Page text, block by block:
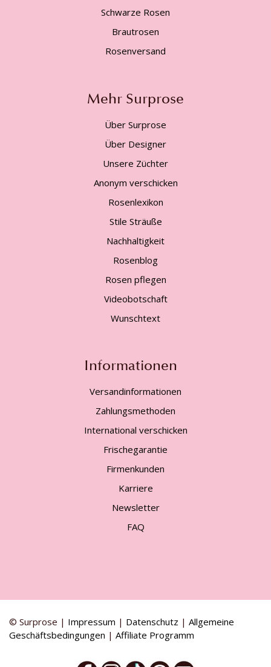
Schwarze Rosen
Brautrosen
Rosenversand
Mehr Surprose
Über Surprose
Über Designer
Unsere Züchter
Anonym verschicken
Rosenlexikon
Stile Sträuße
Nachhaltigkeit
Rosenblog
Rosen pflegen
Videobotschaft
Wunschtext
Informationen
Versandinformationen
Zahlungsmethoden
International verschicken
Frischegarantie
Firmenkunden
Karriere
Newsletter
FAQ
© Surprose | Impressum | Datenschutz | Allgemeine
Geschäftsbedingungen | Affiliate Programm